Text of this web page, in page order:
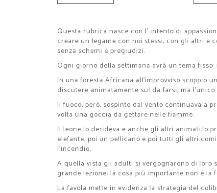
Questa rubrica nasce con l' intento di
creare un legame con noi stessi, con gli altri e
senza schemi e pregiudizi.
Ogni giorno della settimana avrà un tema
In una foresta Africana all’improvviso scoppiò
discutere animatamente sul da farsi, ma
Il fuoco, però, sospinto dal vento continuava a
volta una goccia da gettare nelle fiamme.
Il leone lo derideva e anche gli altri animali lo
elefante, poi un pellicano e poi tutti gli altri
l’incendio.
A quella vista gli adulti si vergognarono di loro
grande lezione: la cosa più importante non è la
La favola mette in evidenza la strategia del